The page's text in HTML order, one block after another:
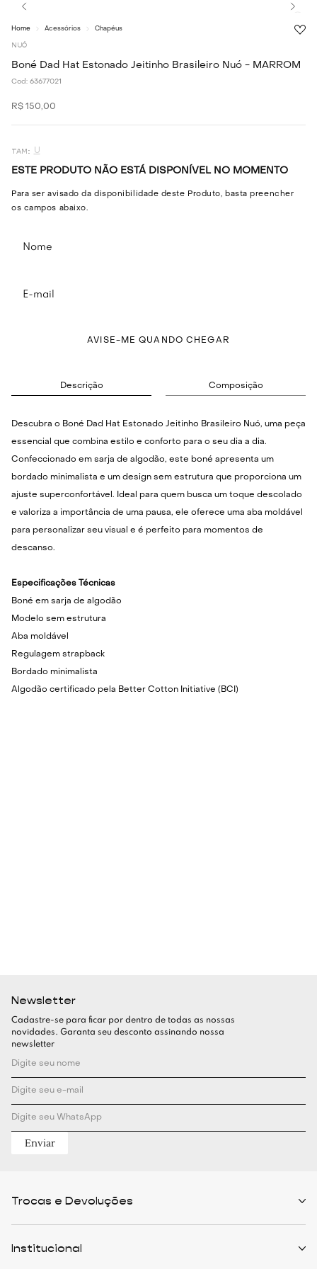
Acessórios Chapéus
NUÓ
Boné Dad Hat Estonado Jeitinho Brasileiro Nuó - MARROM
Cod: 63677021
R$ 150,00
U
ESTE PRODUTO NÃO ESTÁ DISPONÍVEL NO MOMENTO
Para ser avisado da disponibilidade deste Produto, basta preencher
os campos abaixo.
AVISE-ME QUANDO CHEGAR
Descrição Composição
Descubra o Boné Dad Hat Estonado Jeitinho Brasileiro Nuó, uma peça
essencial que combina estilo e conforto para o seu dia a dia.
Confeccionado em sarja de algodão, este boné apresenta um
bordado minimalista e um design sem estrutura que proporciona um
ajuste superconfortável. Ideal para quem busca um toque descolado
e valoriza a importância de uma pausa, ele oferece uma aba moldável
para personalizar seu visual e é perfeito para momentos de
descanso.
Especificações Técnicas
Boné em sarja de algodão
Modelo sem estrutura
Aba moldável
Regulagem strapback
Bordado minimalista
Algodão certificado pela Better Cotton Initiative (BCI)
Newsletter
Cadastre-se para ficar por dentro de todas as nossas
novidades. Garanta seu desconto assinando nossa
newsletter
Enviar
Trocas e Devoluções
Formas de Pagamento
Institucional